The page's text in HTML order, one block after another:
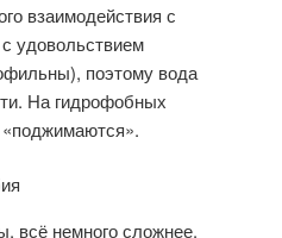
взаимодействия с
удовольствием
поэтому вода
На гидрофобных
всё немного сложнее.